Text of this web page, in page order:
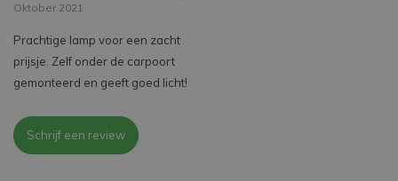
Oktober 2021
Prachtige lamp voor een zacht
prijsje. Zelf onder de carpoort
gemonteerd en geeft goed licht!
Schrijf een review